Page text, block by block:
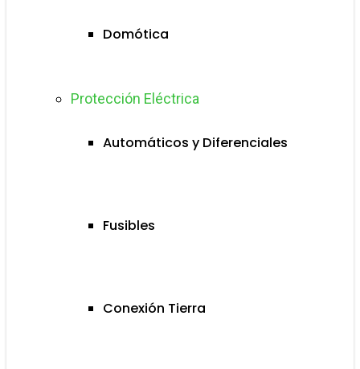
Domótica
Protección Eléctrica
Automáticos y Diferenciales
Fusibles
Conexión Tierra